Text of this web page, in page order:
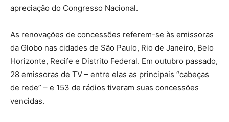
apreciação do Congresso Nacional.
As renovações de concessões referem-se às emissoras
da Globo nas cidades de São Paulo, Rio de Janeiro, Belo
Horizonte, Recife e Distrito Federal. Em outubro passado,
28 emissoras de TV – entre elas as principais “cabeças
de rede” – e 153 de rádios tiveram suas concessões
vencidas.